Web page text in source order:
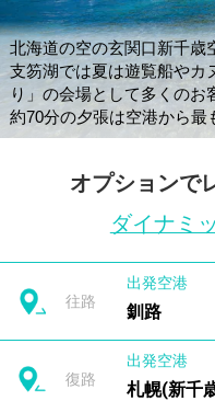
北海道の空の玄関口新千歳
支笏湖では夏は遊覧船やカ
り」の会場として多くの
約70分の夕張は空港から最
オプションで
ダイナミ
往路
出発空港
釧路
復路
出発空港
札幌(新千